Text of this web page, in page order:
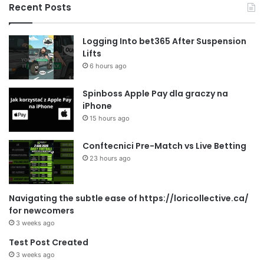
Recent Posts
Logging Into bet365 After Suspension
Lifts
6 hours ago
Spinboss Apple Pay dla graczy na
iPhone
15 hours ago
Conftecnici Pre-Match vs Live Betting
23 hours ago
Navigating the subtle ease of https://loricollective.ca/
for newcomers
3 weeks ago
Test Post Created
3 weeks ago